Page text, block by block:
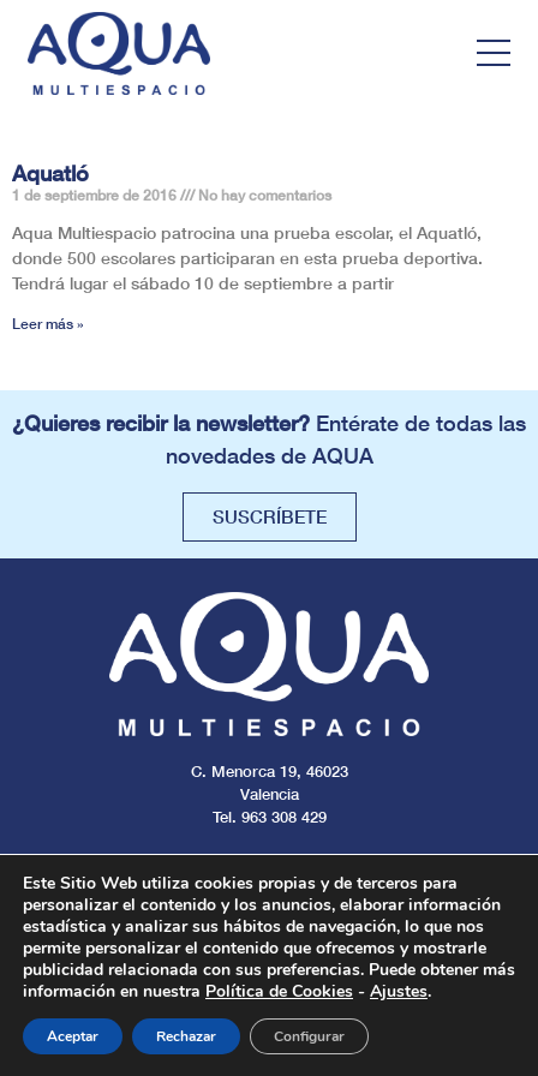
Aquatló
1 de septiembre de 2016 No hay comentarios
Aqua Multiespacio patrocina una prueba escolar, el Aquatló,
donde 500 escolares participaran en esta prueba deportiva.
Tendrá lugar el sábado 10 de septiembre a partir
Leer más »
¿Quieres recibir la newsletter? Entérate de todas las
novedades de AQUA
SUSCRÍBETE
C. Menorca 19, 46023
Valencia
Tel. 963 308 429
Todos los derechos reservados. 2024.
Aviso legal Cookies Privacidad
Este Sitio Web utiliza cookies propias y de terceros para
personalizar el contenido y los anuncios, elaborar información
estadística y analizar sus hábitos de navegación, lo que nos
permite personalizar el contenido que ofrecemos y mostrarle
publicidad relacionada con sus preferencias. Puede obtener más
información en nuestra Política de Cookies - Ajustes.
Aceptar Rechazar Configurar